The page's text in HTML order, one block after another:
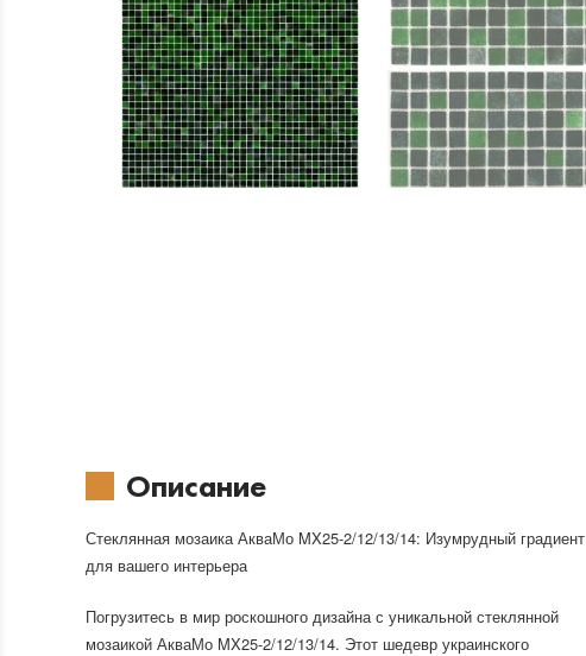
Описание
Стеклянная мозаика АкваМо MX25-2/12/13/14: Изумрудный градиент
для вашего интерьера
Погрузитесь в мир роскошного дизайна с уникальной стеклянной
мозаикой АкваМо MX25-2/12/13/14. Этот шедевр украинского